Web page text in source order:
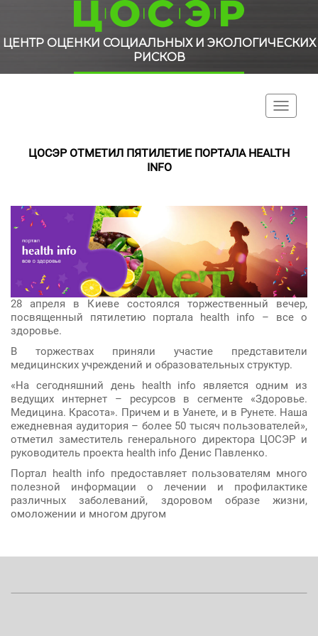
ЦЕНТР ОЦЕНКИ СОЦИАЛЬНЫХ И ЭКОЛОГИЧЕСКИХ
РИСКОВ
Toggle
ЦОСЭР ОТМЕТИЛ ПЯТИЛЕТИЕ ПОРТАЛА HEALTH
INFO
28 апреля в Киеве состоялся торжественный вечер,
посвященный пятилетию портала health info – все о
здоровье.
В торжествах приняли участие представители
медицинских учреждений и образовательных структур.
«На сегодняшний день health info является одним из
ведущих интернет – ресурсов в сегменте «Здоровье.
Медицина. Красота». Причем и в Уанете, и в Рунете. Наша
ежедневная аудитория – более 50 тысяч пользователей»,
отметил заместитель генерального директора ЦОСЭР и
руководитель проекта health info Денис Павленко.
Портал health info предоставляет пользователям много
полезной информации о лечении и профилактике
различных заболеваний, здоровом образе жизни,
омоложении и многом другом